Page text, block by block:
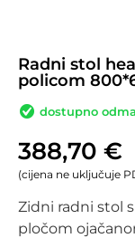
Radni stol
policom
dostupno
388,70 €
(cijena ne uključuje
Zidni radni stol
pločom